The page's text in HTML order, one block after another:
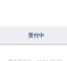
受付中